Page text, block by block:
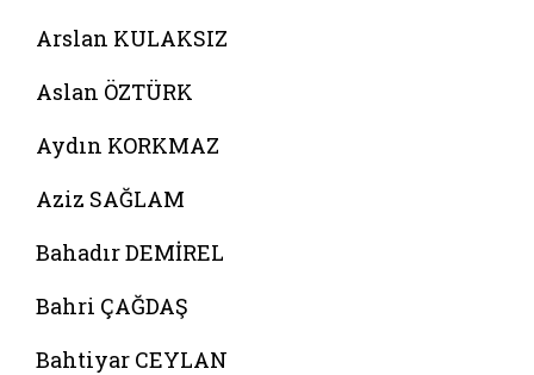
Arslan KULAKSIZ
Aslan ÖZTÜRK
Aydın KORKMAZ
Aziz SAĞLAM
Bahadır DEMİREL
Bahri ÇAĞDAŞ
Bahtiyar CEYLAN